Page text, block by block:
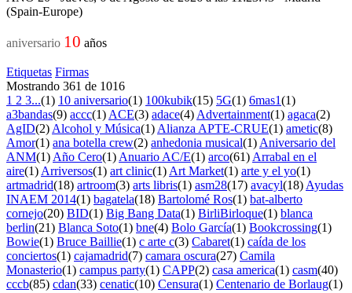
(Spain-Europe)
aniversario 10 años
Etiquetas Firmas
Mostrando 361 de 1016
1 2 3...(1) 10 aniversario(1) 100kubik(15) 5G(1) 6mas1(1)
a3bandas(9) accc(1) ACE(3) adace(4) Advertainment(1) agaca(2)
AgID(2) Alcohol y Música(1) Alianza APTE-CRUE(1) ametic(8)
Amor(1) ana botella crew(2) anhedonia musical(1) Aniversario del
ANM(1) Año Cero(1) Anuario AC/E(1) arco(61) Arrabal en el
aire(1) Arriversos(1) art clinic(1) Art Market(1) arte y el yo(1)
artmadrid(18) artroom(3) arts libris(1) asm28(17) avacyl(18) Ayudas
INAEM 2014(1) bagatela(18) Bartolomé Ros(1) bat-alberto
cornejo(20) BID(1) Big Bang Data(1) BirliBirloque(1) blanca
berlin(21) Blanca Soto(1) bne(4) Bolo García(1) Bookcrossing(1)
Bowie(1) Bruce Baillie(1) c arte c(3) Cabaret(1) caída de los
conciertos(1) cajamadrid(7) camara oscura(27) Camila
Monasterio(1) campus party(1) CAPP(2) casa america(1) casm(40)
cccb(85) cdan(33) cenatic(10) Censura(1) Centenario de Borlaug(1)